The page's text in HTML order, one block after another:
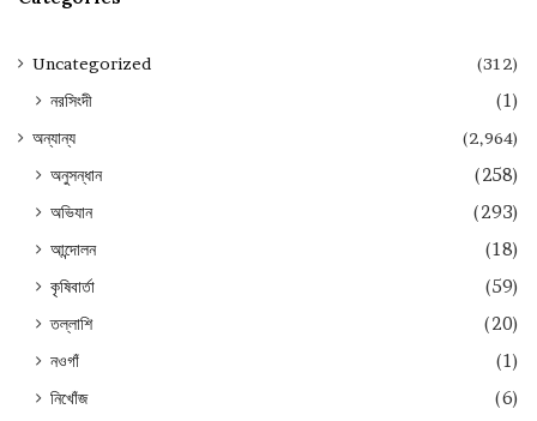
Uncategorized (312)
নরসিংদী (1)
অন্যান্য (2,964)
অনুসন্ধান
(258)
অভিযান
(293)
আন্দোলন
(18)
কৃষিবার্তা
(59)
তল্লাশি
(20)
নওগাঁ
(1)
নিখোঁজ
(6)